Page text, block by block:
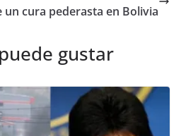
cura pederasta en Bolivia
gustar